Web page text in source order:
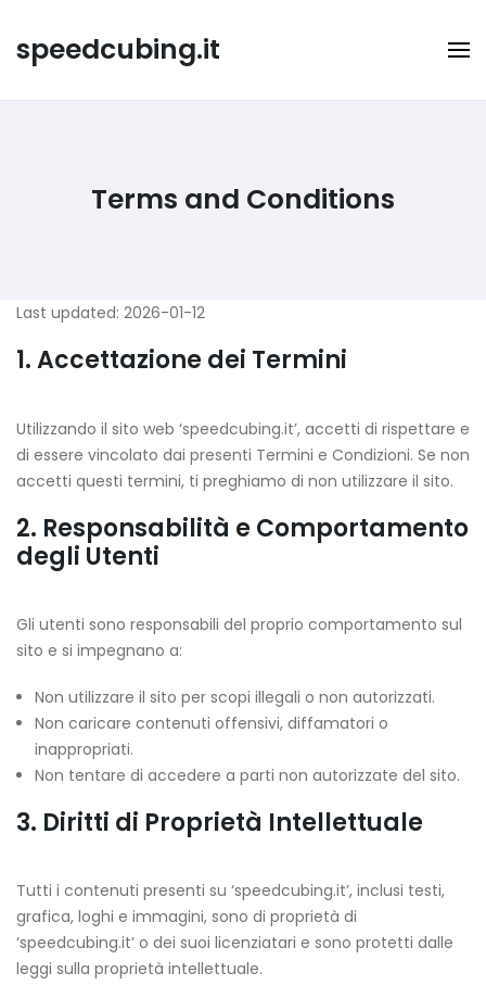
content
speedcubing.it
Terms and Conditions
Last updated: 2026-01-12
1. Accettazione dei Termini
Utilizzando il sito web ‘speedcubing.it’, accetti di rispettare e
di essere vincolato dai presenti Termini e Condizioni. Se non
accetti questi termini, ti preghiamo di non utilizzare il sito.
2. Responsabilità e Comportamento
degli Utenti
Gli utenti sono responsabili del proprio comportamento sul
sito e si impegnano a:
Non utilizzare il sito per scopi illegali o non autorizzati.
Non caricare contenuti offensivi, diffamatori o
inappropriati.
Non tentare di accedere a parti non autorizzate del sito.
3. Diritti di Proprietà Intellettuale
Tutti i contenuti presenti su ‘speedcubing.it’, inclusi testi,
grafica, loghi e immagini, sono di proprietà di
‘speedcubing.it’ o dei suoi licenziatari e sono protetti dalle
leggi sulla proprietà intellettuale.